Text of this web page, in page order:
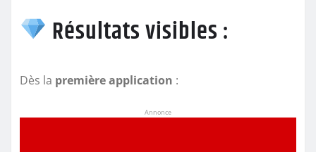
Résultats visibles :
Dès la première application :
Annonce